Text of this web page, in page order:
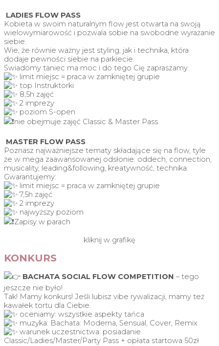
LADIES FLOW PASS
Kobieta w swoim naturalnym flow jest otwarta na swoją
wielowymiarowość i pozwala sobie na swobodne wyrażanie
siebie.
Wie, że równie ważny jest styling, jak i technika, która
dodaje pewności siebie na parkiecie.
Świadomy taniec ma moc i do tego Cię zapraszamy.
limit miejsc = praca w zamkniętej grupie
top Instruktorki
8,5h zajęć
2 imprezy
poziom S-open
nie obejmuje zajęć Classic & Master Pass
MASTER FLOW PASS
Poznasz najważniejsze tematy składające się na flow, tyle
że w mega zaawansowanej odsłonie: oddech, connection,
musicality, leading&following, kreatywność, technika.
Gwarantujemy:
limit miejsc = praca w zamkniętej grupie
7,5h zajęć
2 imprezy
najwyższy poziom
Zapisy w parach
kliknij w grafikę
KONKURS
BACHATA SOCIAL FLOW COMPETITION – tego
jeszcze nie było!
Tak! Mamy konkurs! Jeśli lubisz vibe rywalizacji, mamy też
kawałek tortu dla Ciebie.
oceniamy: wszystkie aspekty tańca
muzyka: Bachata: Moderna, Sensual, Cover, Remix
warunek uczestnictwa: posiadanie
Classic/Ladies/Master/Party Pass + opłata startowa 50zł